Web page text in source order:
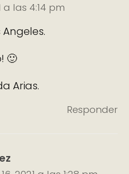
a las 4:14 pm
🙂
Arias.
Responder